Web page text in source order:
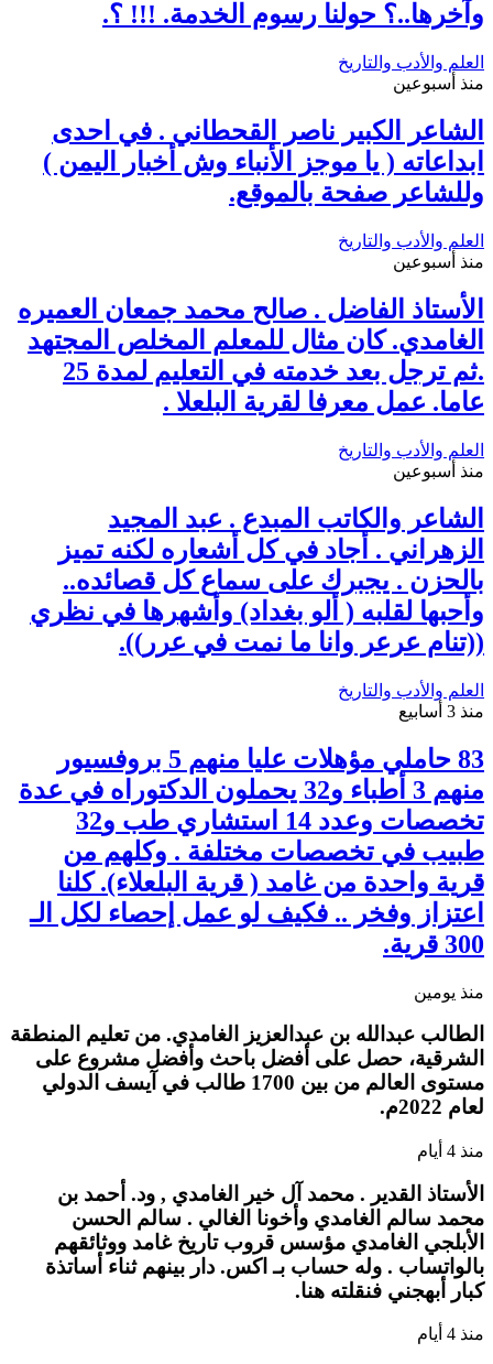
وآخرها..؟ حولنا رسوم الخدمة. !!! ؟.
العلم والأدب والتاريخ
منذ أسبوعين
الشاعر الكبير ناصر القحطاني . في احدى
ابداعاته ( يا موجز الأنباء وش أخبار اليمن )
وللشاعر صفحة بالموقع.
العلم والأدب والتاريخ
منذ أسبوعين
الأستاذ الفاضل . صالح محمد جمعان العميره
الغامدي. كان مثال للمعلم المخلص المجتهد
.ثم ترجل بعد خدمته في التعليم لمدة 25
عاما. عمل معرفا لقرية البلعلا .
العلم والأدب والتاريخ
منذ أسبوعين
الشاعر والكاتب المبدع . عبد المجيد
الزهراني . أجاد في كل أشعاره لكنه تميز
بالحزن . يجبرك على سماع كل قصائده..
وأحبها لقلبه ( ألو بغداد) وأشهرها في نظري
((تنام عرعر وانا ما نمت في عرر)).
العلم والأدب والتاريخ
منذ 3 أسابيع
83 حاملي مؤهلات عليا منهم 5 بروفسيور
منهم 3 أطباء و32 يحملون الدكتوراه في عدة
تخصصات وعدد 14 استشاري طب و32
طبيب في تخصصات مختلفة . وكلهم من
قرية واحدة من غامد ( قرية البلعلاء). كلنا
اعتزاز وفخر .. فكيف لو عمل إحصاء لكل الـ
300 قرية.
منذ يومين
الطالب عبدالله بن عبدالعزيز الغامدي. من تعليم المنطقة
الشرقية، حصل على أفضل باحث وأفضل مشروع على
مستوى العالم من بين 1700 طالب في آيسف الدولي
لعام 2022م.
منذ 4 أيام
الأستاذ القدير . محمد آل خير الغامدي , ود. أحمد بن
محمد سالم الغامدي وأخونا الغالي . سالم الحسن
الأبلجي الغامدي مؤسس قروب تاريخ غامد ووثائقهم
بالواتساب . وله حساب بـ اكس. دار بينهم ثناء أساتذة
كبار أبهجني فنقلته هنا.
منذ 4 أيام